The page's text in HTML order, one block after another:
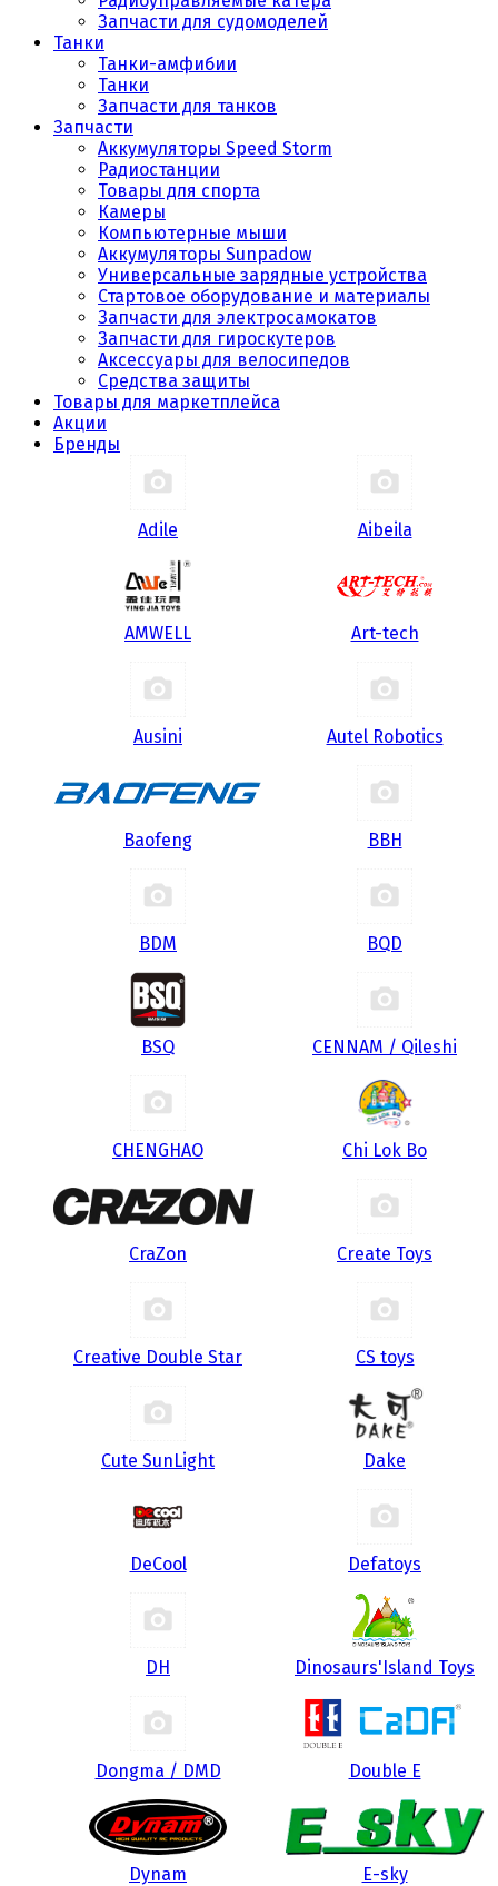
Запчасти для судомоделей
Танки
Танки-амфибии
Танки
Запчасти для танков
Запчасти
Аккумуляторы Speed Storm
Радиостанции
Товары для спорта
Камеры
Компьютерные мыши
Аккумуляторы Sunpadow
Универсальные зарядные устройства
Стартовое оборудование и материалы
Запчасти для электросамокатов
Запчасти для гироскутеров
Аксессуары для велосипедов
Средства защиты
Товары для маркетплейса
Акции
Бренды
Adile Aibeila
AMWELL Art-tech
Ausini Autel Robotics
Baofeng BBH
BDM BQD
BSQ CENNAM / Qileshi
CHENGHAO Chi Lok Bo
CraZon Create Toys
Creative Double Star CS toys
Cute SunLight Dake
DeCool Defatoys
DH Dinosaurs'Island Toys
Dongma / DMD Double E
Dynam E-sky